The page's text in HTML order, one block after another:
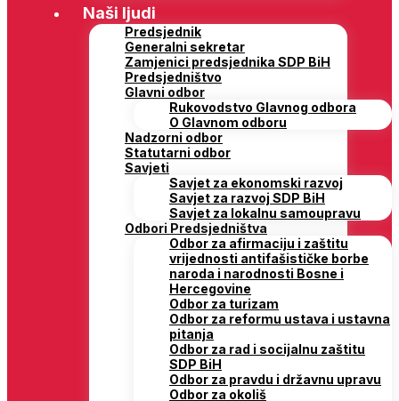
Naši ljudi
Predsjednik
Generalni sekretar
Zamjenici predsjednika SDP BiH
Predsjedništvo
Glavni odbor
Rukovodstvo Glavnog odbora
O Glavnom odboru
Nadzorni odbor
Statutarni odbor
Savjeti
Savjet za ekonomski razvoj
Savjet za razvoj SDP BiH
Savjet za lokalnu samoupravu
Odbori Predsjedništva
Odbor za afirmaciju i zaštitu
vrijednosti antifašističke borbe
naroda i narodnosti Bosne i
Hercegovine
Odbor za turizam
Odbor za reformu ustava i ustavna
pitanja
Odbor za rad i socijalnu zaštitu
SDP BiH
Odbor za pravdu i državnu upravu
Odbor za okoliš